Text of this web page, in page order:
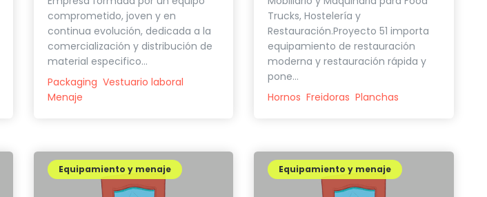
comprometido, joven y en
continua evolución, dedicada a la
comercialización y distribución de
material especifico...
Packaging Vestuario laboral
Menaje
Trucks, Hostelería y
Restauración.Proyecto 51 importa
equipamiento de restauración
moderna y restauración rápida y
pone...
Hornos Freidoras Planchas
Equipamiento y menaje Equipamiento y menaje